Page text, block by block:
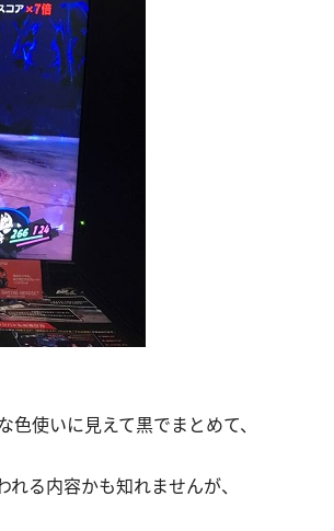
使いに見えて黒でまとめて、
る内容かも知れませんが、